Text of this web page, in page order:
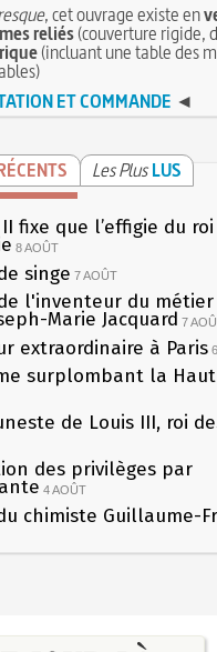
, cet ouvrage existe en
reliés(couverture rigide,
(incluant une table des
ET COMMANDE ◄
Les Plus LUS
fixe que l’effigie du
8 AOÛT
singe 7 AOÛT
l'inventeur du
Marie Jacquard 7
extraordinaire à Paris
surplombant la
de Louis III, roi
des privilèges par
4 AOÛT
chimiste Guillaume-
: réouverture